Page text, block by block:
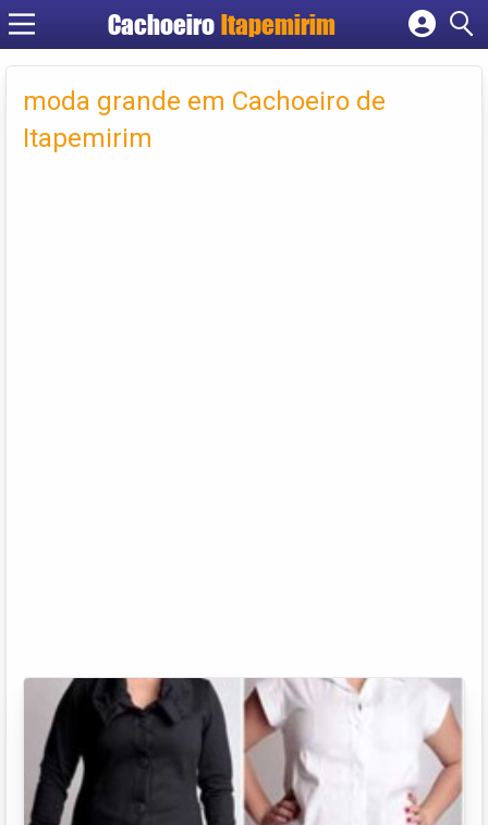
Cachoeiro Itapemirim
Cadastrar empresa
Criar conta
moda grande em Cachoeiro de
Itapemirim